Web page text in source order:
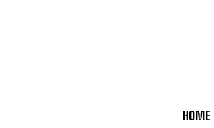
HOME